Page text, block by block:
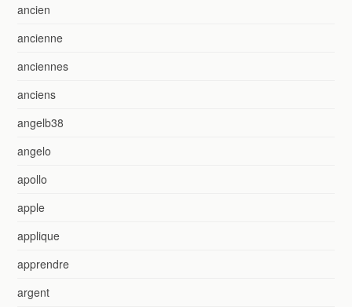
ancien
ancienne
anciennes
anciens
angelb38
angelo
apollo
apple
applique
apprendre
argent